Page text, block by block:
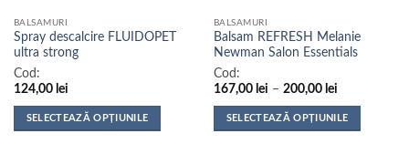
BALSAMURI
Spray descalcire FLUIDOPET
ultra strong
Cod:
124,00 lei
SELECTEAZĂ OPȚIUNILE
BALSAMURI
Balsam REFRESH Melanie
Newman Salon Essentials
Cod:
167,00 lei – 200,00 leiInterval
prețuri:
167,00 lei
până
SELECTEAZĂ OPȚIUNILE